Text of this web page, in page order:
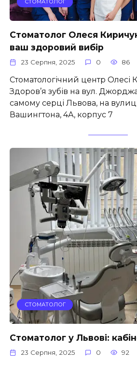
СТОМАТОЛОГ
Стоматолог Олеся
ваш здоровий вибір
23 Серпня, 2025 0 86
Стоматологічний центр Олесі
Здоров’я зубів на вул.
самому серці Львова, на
Вашингтона, 4А, корпус 7
СТОМАТОЛОГ
Стоматолог у Львові:
23 Серпня, 2025 0 92